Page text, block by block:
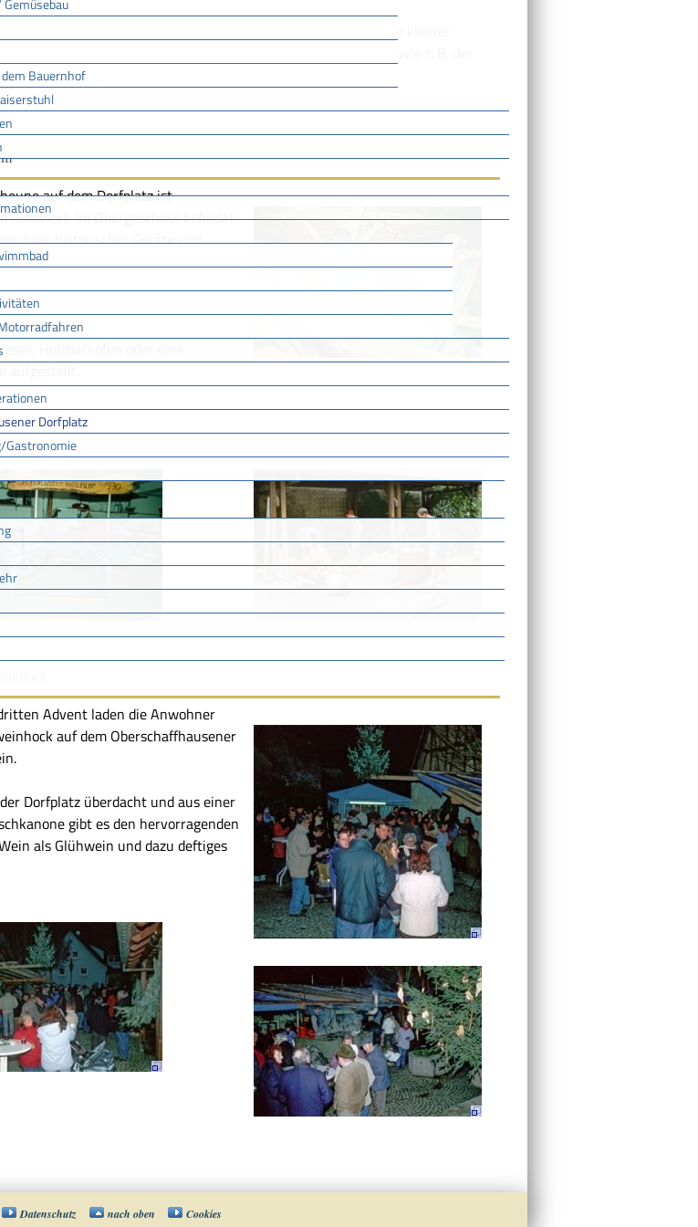
Bauernhof
Dorfplatz
Gastronomie
hat sich zu einem schönen Treffpunkt entwickelt, auf dem ein kleiner
stattfindet und auf dem sehr beliebte Dorffeste stattfinden, wie z. B. der
an jedem dritten Advent.
auf dem Dorfplatz ist
renoviert. Im Obergeschoss befindet
historischer Geräte und
des früheren bäuerlichen
sind größere Ausstellungsstücke,
Holzbackofen oder eine
wird anläßlich der Feste auf dem Dorfplatz geöffnet.
Advent laden die Anwohner
auf dem Oberschaffhausener
Dorfplatz überdacht und aus einer
gibt es den hervorragenden
als Glühwein und dazu deftiges
Datenschutz nach oben Cookies